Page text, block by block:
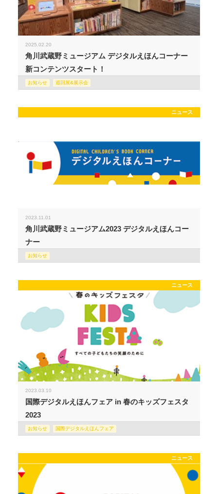
2025.02.20
角川武蔵野ミュージアム デジタルえほんコーナー
新コンテンツスタート！
お知らせ 巡回展&展示会
ニュース
2023.11.01
角川武蔵野ミュージアム2023 デジタルえほんコー
ナー
お知らせ
ニュース
2023.03.10
国際デジタルえほんフェア in 春のキッズフェスタ
2023
お知らせ 国際デジタルえほんフェア
ニュース